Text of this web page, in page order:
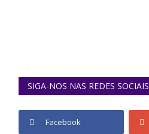
SIGA-NOS NAS REDES SOCIAIS
Facebook